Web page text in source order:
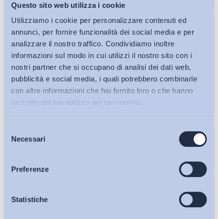
Questo sito web utilizza i cookie
Utilizziamo i cookie per personalizzare contenuti ed
annunci, per fornire funzionalità dei social media e per
analizzare il nostro traffico. Condividiamo inoltre
informazioni sul modo in cui utilizzi il nostro sito con i
nostri partner che si occupano di analisi dei dati web,
pubblicità e social media, i quali potrebbero combinarle
con altre informazioni che hai fornito loro o che hanno
raccolto dal tuo utilizzo dei loro servizi.
delNecessari
Preferenze
Statistiche
Bollettini ADAPT
Articoli
Osservatori
sulla pagina della